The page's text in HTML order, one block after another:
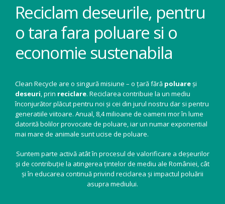
Reciclam deseurile, pentru
o tara fara poluare si o
economie sustenabila
Clean Recycle are o singură misiune – o țară fără poluareși
deseuri, prin reciclare. Reciclarea contribuie la un mediu
înconjurător plăcut pentru noi și cei din jurul nostru dar si pentru
generatiile viitoare. Anual, 8,4 milioane de oameni mor în lume
datorită bolilor provocate de poluare, iar un numar exponential
mai mare de animale sunt ucise de poluare.
Suntem parte activă atât în procesul de valorificare a deșeurilor
și de contribuție la atingerea țintelor de mediu ale României, cât
și în educarea continuă privind reciclarea și impactul poluării
asupra mediului.